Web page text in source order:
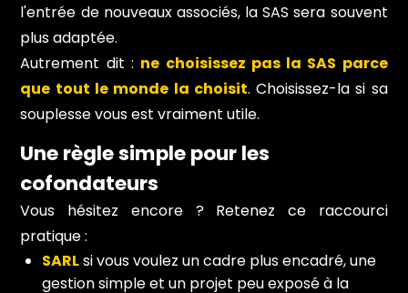
l'entrée de nouveaux associés, la SAS sera souvent
plus adaptée.
Autrement dit : ne choisissez pas la SAS parce
que tout le monde la choisit. Choisissez-la si sa
souplesse vous est vraiment utile.
Une règle simple pour les
cofondateurs
Vous hésitez encore ? Retenez ce raccourci
pratique :
SARLsi vous voulez un cadre plus encadré, une
gestion simple et un projet peu exposé à la